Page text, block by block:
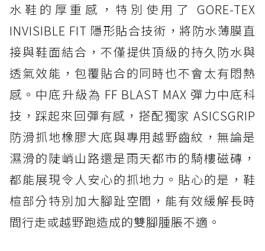
水鞋的厚重感，特別使用了 GORE-TEX
INVISIBLE FIT 隱形貼合技術，將防水薄膜直
接與鞋面結合，不僅提供頂級的持久防水與
透氣效能，包覆貼合的同時也不會太有悶熱
感。中底升級為 FF BLAST MAX 彈力中底科
技，踩起來回彈有感，搭配獨家 ASICSGRIP
防滑抓地橡膠大底與專用越野齒紋，無論是
濕滑的陡峭山路還是雨天都市的騎樓磁磚，
都能展現令人安心的抓地力。貼心的是，鞋
楦部分特別加大腳趾空間，能有效緩解長時
間行走或越野跑造成的雙腳腫脹不適。